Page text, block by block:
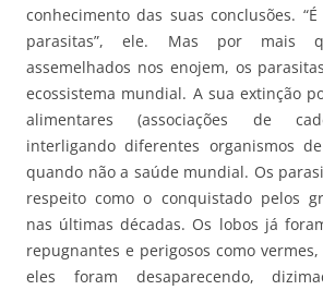
conhecimento das suas conclusões.
parasitas”, ele. Mas por mais
assemelhados nos enojem, os
ecossistema mundial. A sua extinção
alimentares (associações de
interligando diferentes organismos
quando não a saúde mundial. Os
respeito como o conquistado pelos
nas últimas décadas. Os lobos já
repugnantes e perigosos como
eles foram desaparecendo,